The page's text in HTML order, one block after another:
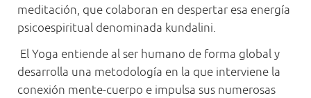
meditación, que colaboran en despertar esa energía
psicoespiritual denominada kundalini.
El Yoga entiende al ser humano de forma global y
desarrolla una metodología en la que interviene la
conexión mente-cuerpo e impulsa sus numerosas